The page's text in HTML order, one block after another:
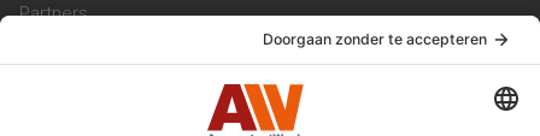
Partners